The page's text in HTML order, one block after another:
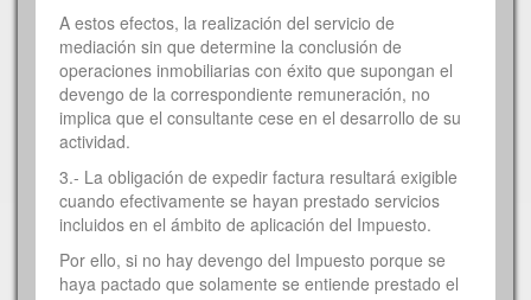
A estos efectos, la realización del servicio de
mediación sin que determine la conclusión de
operaciones inmobiliarias con éxito que supongan el
devengo de la correspondiente remuneración, no
implica que el consultante cese en el desarrollo de su
actividad.
3.- La obligación de expedir factura resultará exigible
cuando efectivamente se hayan prestado servicios
incluidos en el ámbito de aplicación del Impuesto.
Por ello, si no hay devengo del Impuesto porque se
haya pactado que solamente se entiende prestado el